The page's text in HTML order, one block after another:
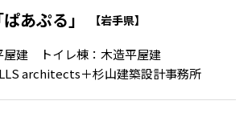
あぷる」 【岩手県】
屋建 トイレ棟：木造平屋建
architects＋杉山建築設計事務所